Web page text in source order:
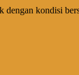
kondisi